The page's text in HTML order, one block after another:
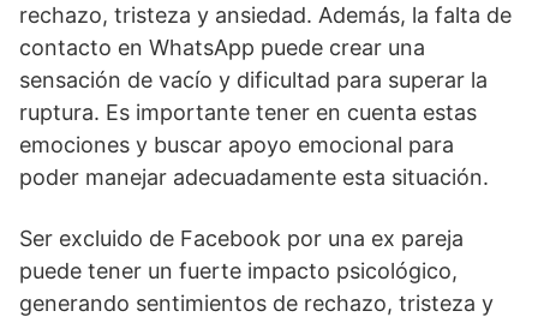
rechazo, tristeza y ansiedad. Además, la falta de
contacto en WhatsApp puede crear una
sensación de vacío y dificultad para superar la
ruptura. Es importante tener en cuenta estas
emociones y buscar apoyo emocional para
poder manejar adecuadamente esta situación.
Ser excluido de Facebook por una ex pareja
puede tener un fuerte impacto psicológico,
generando sentimientos de rechazo, tristeza y